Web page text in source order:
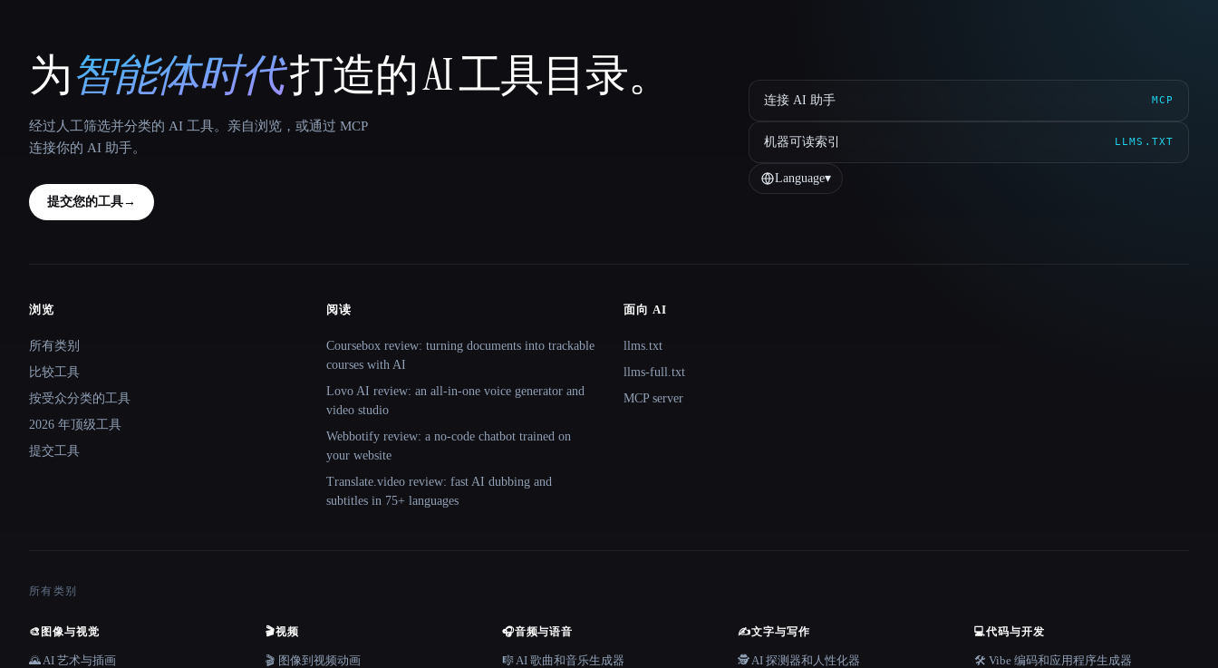
That AI Collection
为智能体时代打造的 AI 工具目录。
经过人工筛选并分类的 AI 工具。亲自浏览，或通过 MCP
连接你的 AI 助手。
提交您的工具→
连接 AI 助手 MCP
机器可读索引 LLMS.TXT
Language▾
Site navigation
浏览
所有类别
比较工具
按受众分类的工具
2026 年顶级工具
提交工具
阅读
Coursebox review: turning documents into trackable
courses with AI
Lovo AI review: an all-in-one voice generator and
video studio
Webbotify review: a no-code chatbot trained on
your website
Translate.video review: fast AI dubbing and
subtitles in 75+ languages
面向 AI
llms.txt
llms-full.txt
MCP server
所有类别
🎨 图像与视觉
🌄 AI 艺术与插画
🎬视频
🎬 图像到视频动画
🎧音频与语音
🎼 AI 歌曲和音乐生成器
✍️文字与写作
🕵️ AI 探测器和人性化器
💻代码与开发
🛠️ Vibe 编码和应用程序生成器